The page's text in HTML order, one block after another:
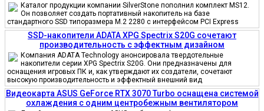
Каталог продукции компании SilverStone пополнил комплект MS12.
Он позволяет создать портативный накопитель на базе
стандартного SSD типоразмера M.2 2280 с интерфейсом PCI Express
SSD-накопители ADATA XPG Spectrix S20G сочетают
производительность с эффектным дизайном
Компания ADATA Technology анонсировала твердотельные
накопители серии XPG Spectrix S20G. Они предназначены для
оснащения игровых ПК и, как утверждают их создатели, сочетают
высокую производительность и эффектный внешний вид
Видеокарта ASUS GeForce RTX 3070 Turbo оснащена системой
охлаждения с одним центробежным вентилятором